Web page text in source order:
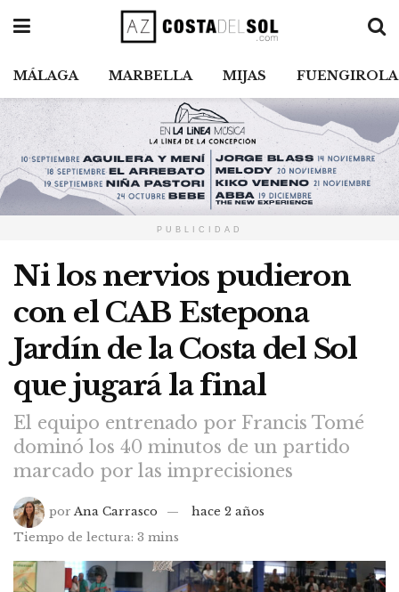
MÁLAGA MARBELLA MIJAS FUENGIROLA
PUBLICIDAD
Ni los nervios pudieron
con el CAB Estepona
Jardín de la Costa del Sol
que jugará la final
El equipo entrenado por Francis Tomé
dominó los 40 minutos de un partido
marcado por las imprecisiones
por Ana Carrasco
hace 2 años
Tiempo de lectura: 3 mins